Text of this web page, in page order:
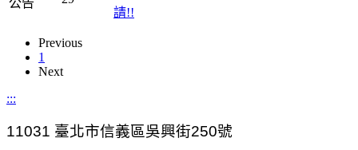
請!!
Previous
1
Next
:::
11031 臺北市信義區吳興街250號